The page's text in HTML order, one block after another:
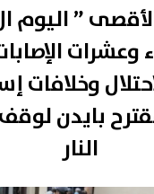
وعشرات
وخلافات
بايدن
النار